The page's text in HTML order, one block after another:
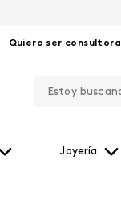
Quiero ser consultora
Joyería